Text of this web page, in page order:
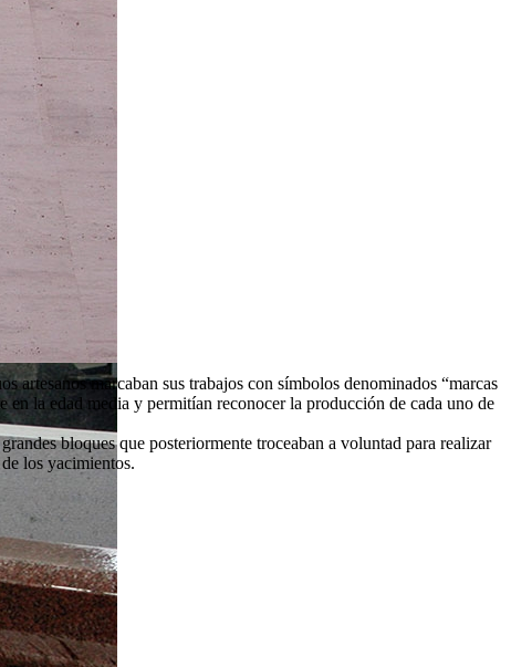
artesanos marcaban sus trabajos con símbolos denominados “marcas
en la edad media y permitían reconocer la producción de cada uno de
bloques que posteriormente troceaban a voluntad para realizar
los yacimientos.